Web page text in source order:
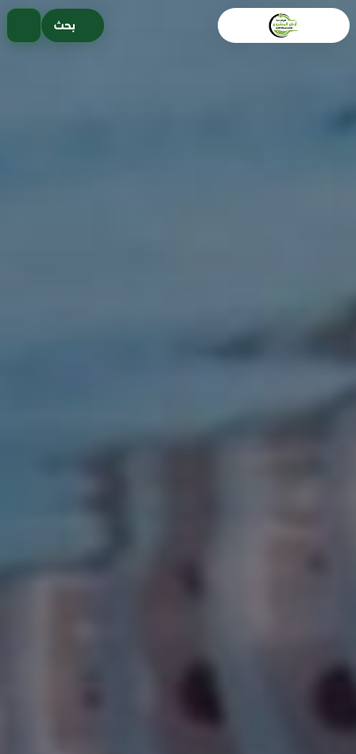
تخطى
إلى
بحث